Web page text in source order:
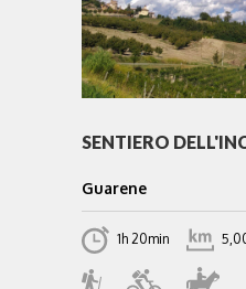
SENTIERO
Guarene
1h 20min